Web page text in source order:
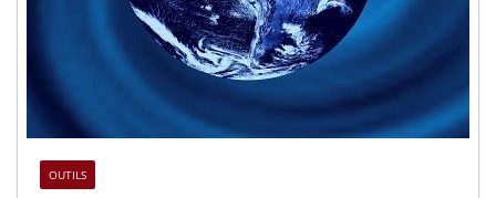
OUTILS